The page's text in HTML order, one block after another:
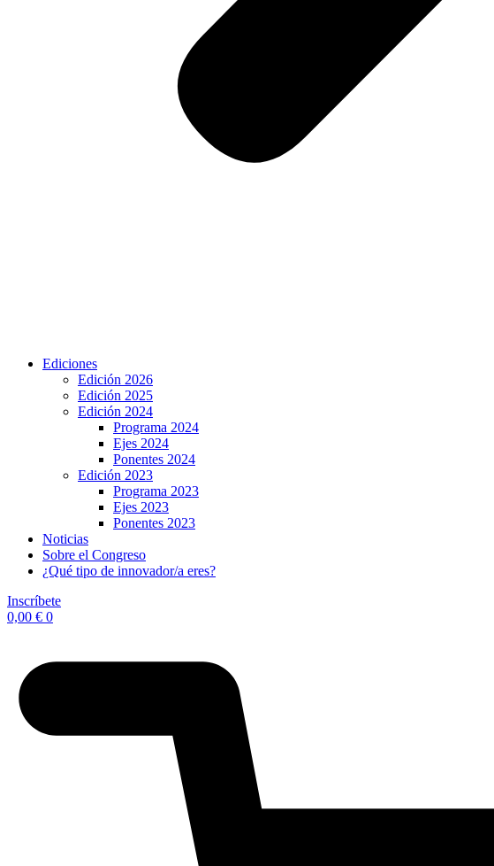
Ediciones
Edición 2026
Edición 2025
Edición 2024
Programa 2024
Ejes 2024
Ponentes 2024
Edición 2023
Programa 2023
Ejes 2023
Ponentes 2023
Noticias
Sobre el Congreso
¿Qué tipo de innovador/a eres?
Inscríbete
0,00 € 0